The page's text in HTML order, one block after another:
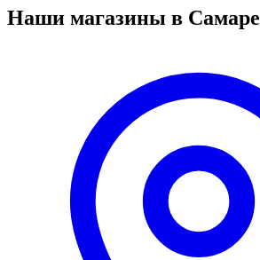
Наши магазины в Самаре